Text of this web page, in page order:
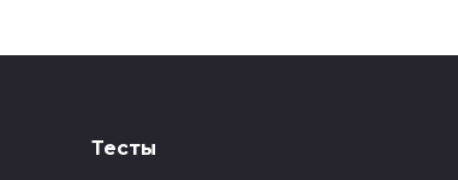
Тесты